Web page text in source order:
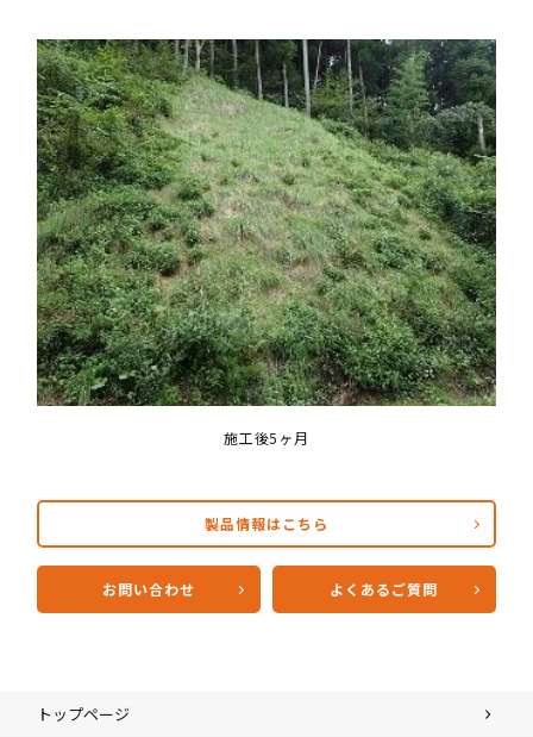
施工後5ヶ月
製品情報はこちら
お問い合わせ よくあるご質問
トップページ